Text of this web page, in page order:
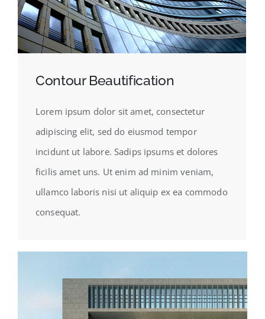
Contour Beautification
Lorem ipsum dolor sit amet, consectetur
adipiscing elit, sed do eiusmod tempor
incidunt ut labore. Sadips ipsums et dolores
ficilis amet uns. Ut enim ad minim veniam,
ullamco laboris nisi ut aliquip ex ea commodo
consequat.